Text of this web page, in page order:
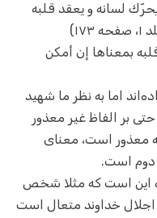
لسانه و يعقد قلبه
بمعناها إن أمكن
اما به نظر ما شهید
بر الفاظ غیر معذور
معذور است، معنای
دوم است.
این است که مثلا شخص
اجلال خداوند متعال است